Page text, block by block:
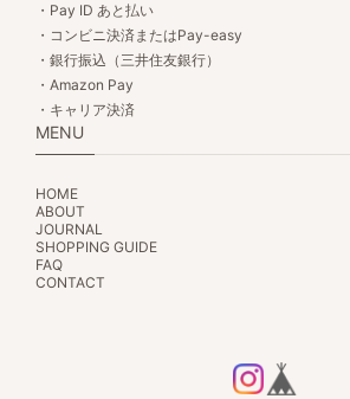
・Pay ID あと払い
・コンビニ決済またはPay-easy
・銀行振込（三井住友銀行）
・Amazon Pay
・キャリア決済
MENU
HOME
ABOUT
JOURNAL
SHOPPING GUIDE
FAQ
CONTACT